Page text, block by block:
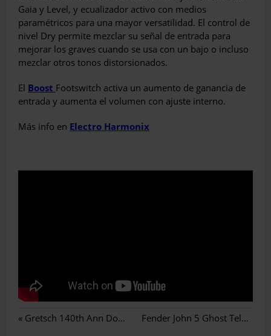
Gaia y Level, y ecualizador activo con medios
paramétricos para una mayor versatilidad. El control de
nivel Dry permite mezclar su señal de entrada para
mejorar los graves cuando se usa con un bajo o incluso
mezclar otros tonos distorsionados.
El Boost Footswitch activa un aumento de ganancia de
entrada y aumenta el volumen con ajuste interno.
Más info en Electro Harmonix
« Gretsch 140th Ann Double Platinum Fender John 5 Ghost Telecaster